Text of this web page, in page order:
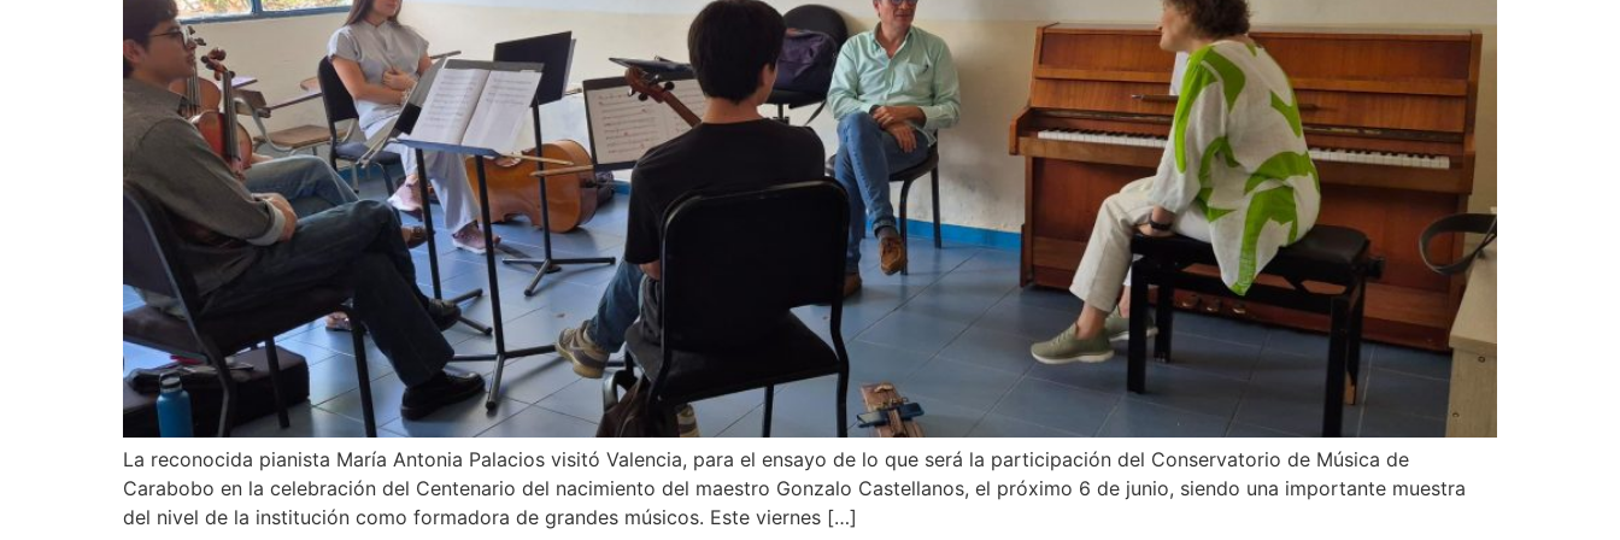
La reconocida pianista María Antonia Palacios visitó Valencia, para el ensayo de lo que será la participación del Conservatorio de Música de
Carabobo en la celebración del Centenario del nacimiento del maestro Gonzalo Castellanos, el próximo 6 de junio, siendo una importante muestra
del nivel de la institución como formadora de grandes músicos. Este viernes […]